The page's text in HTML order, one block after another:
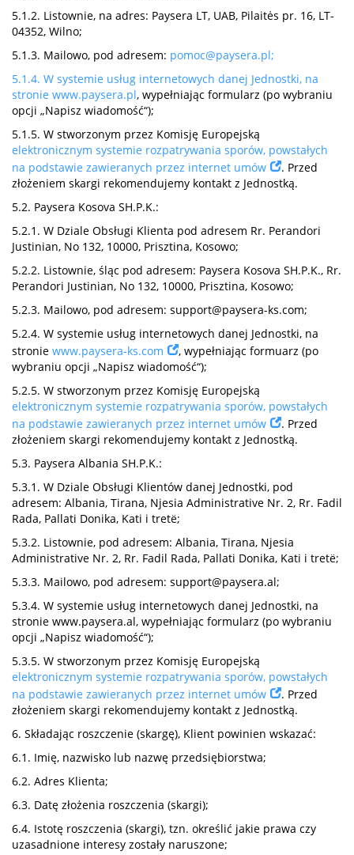
5.1.2. Listownie, na adres: Paysera LT, UAB, Pilaitės pr. 16, LT-
04352, Wilno;
5.1.3. Mailowo, pod adresem: pomoc@paysera.pl;
5.1.4. W systemie usług internetowych danej Jednostki, na
stronie www.paysera.pl, wypełniając formularz (po wybraniu
opcji „Napisz wiadomość“);
5.1.5. W stworzonym przez Komisję Europejską
elektronicznym systemie rozpatrywania sporów, powstałych
na podstawie zawieranych przez internet umów
. Przed
złożeniem skargi rekomendujemy kontakt z Jednostką.
5.2. Paysera Kosova SH.P.K.:
5.2.1. W Dziale Obsługi Klienta pod adresem Rr. Perandori
Justinian, No 132, 10000, Prisztina, Kosowo;
5.2.2. Listownie, śląc pod adresem: Paysera Kosova SH.P.K., Rr.
Perandori Justinian, No 132, 10000, Prisztina, Kosowo;
5.2.3. Mailowo, pod adresem: support@paysera-ks.com;
5.2.4. W systemie usług internetowych danej Jednostki, na
stronie www.paysera-ks.com
, wypełniając formuarz (po
wybraniu opcji „Napisz wiadomość“);
5.2.5. W stworzonym przez Komisję Europejską
elektronicznym systemie rozpatrywania sporów, powstałych
na podstawie zawieranych przez internet umów
. Przed
złożeniem skargi rekomendujemy kontakt z Jednostką.
5.3. Paysera Albania SH.P.K.:
5.3.1. W Dziale Obsługi Klientów danej Jednostki, pod
adresem: Albania, Tirana, Njesia Administrative Nr. 2, Rr. Fadil
Rada, Pallati Donika, Kati i tretë;
5.3.2. Listownie, pod adresem: Albania, Tirana, Njesia
Administrative Nr. 2, Rr. Fadil Rada, Pallati Donika, Kati i tretë;
5.3.3. Mailowo, pod adresem: support@paysera.al;
5.3.4. W systemie usług internetowych danej Jednostki, na
stronie www.paysera.al, wypełniając formularz (po wybraniu
opcji „Napisz wiadomość“);
5.3.5. W stworzonym przez Komisję Europejską
elektronicznym systemie rozpatrywania sporów, powstałych
na podstawie zawieranych przez internet umów
. Przed
złożeniem skargi rekomendujemy kontakt z Jednostką.
6. Składając roszczenie (skargę), Klient powinien wskazać:
6.1. Imię, nazwisko lub nazwę przedsiębiorstwa;
6.2. Adres Klienta;
6.3. Datę złożenia roszczenia (skargi);
6.4. Istotę roszczenia (skargi), tzn. określić jakie prawa czy
uzasadnione interesy zostały naruszone;